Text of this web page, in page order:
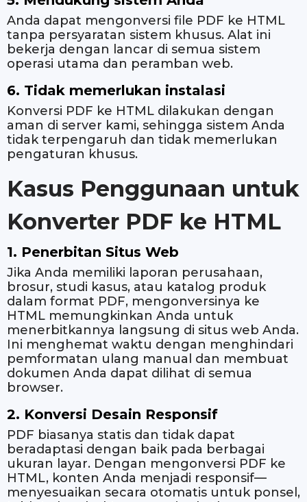
Anda dapat mengonversi file PDF ke HTML
tanpa persyaratan sistem khusus. Alat ini
bekerja dengan lancar di semua sistem
operasi utama dan peramban web.
6. Tidak memerlukan instalasi
Konversi PDF ke HTML dilakukan dengan
aman di server kami, sehingga sistem Anda
tidak terpengaruh dan tidak memerlukan
pengaturan khusus.
Kasus Penggunaan untuk
Konverter PDF ke HTML
1. Penerbitan Situs Web
Jika Anda memiliki laporan perusahaan,
brosur, studi kasus, atau katalog produk
dalam format PDF, mengonversinya ke
HTML memungkinkan Anda untuk
menerbitkannya langsung di situs web Anda.
Ini menghemat waktu dengan menghindari
pemformatan ulang manual dan membuat
dokumen Anda dapat dilihat di semua
browser.
2. Konversi Desain Responsif
PDF biasanya statis dan tidak dapat
beradaptasi dengan baik pada berbagai
ukuran layar. Dengan mengonversi PDF ke
HTML, konten Anda menjadi responsif—
menyesuaikan secara otomatis untuk ponsel,